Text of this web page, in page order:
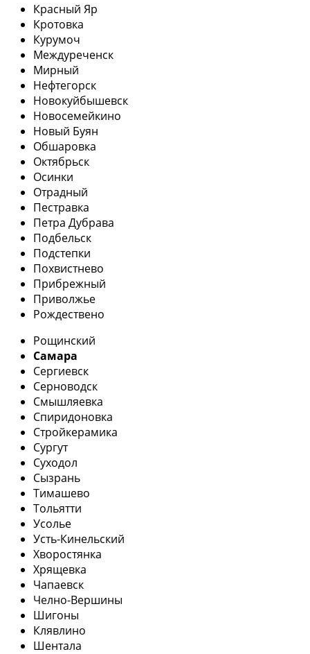
Красный Яр
Кротовка
Курумоч
Междуреченск
Мирный
Нефтегорск
Новокуйбышевск
Новосемейкино
Новый Буян
Обшаровка
Октябрьск
Осинки
Отрадный
Пестравка
Петра Дубрава
Подбельск
Подстепки
Похвистнево
Прибрежный
Приволжье
Рождествено
Рощинский
Самара
Сергиевск
Серноводск
Смышляевка
Спиридоновка
Стройкерамика
Сургут
Суходол
Сызрань
Тимашево
Тольятти
Усолье
Усть-Кинельский
Хворостянка
Хрящевка
Чапаевск
Челно-Вершины
Шигоны
Клявлино
Шентала